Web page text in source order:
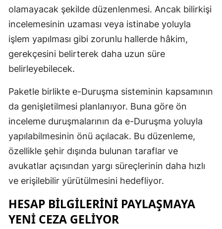
olamayacak şekilde düzenlenmesi. Ancak bilirkişi
incelemesinin uzaması veya istinabe yoluyla
işlem yapılması gibi zorunlu hallerde hâkim,
gerekçesini belirterek daha uzun süre
belirleyebilecek.
Paketle birlikte e-Duruşma sisteminin kapsamının
da genişletilmesi planlanıyor. Buna göre ön
inceleme duruşmalarının da e-Duruşma yoluyla
yapılabilmesinin önü açılacak. Bu düzenleme,
özellikle şehir dışında bulunan taraflar ve
avukatlar açısından yargı süreçlerinin daha hızlı
ve erişilebilir yürütülmesini hedefliyor.
HESAP BILGILERINI PAYLAŞMAYA
YENI CEZA GELIYOR